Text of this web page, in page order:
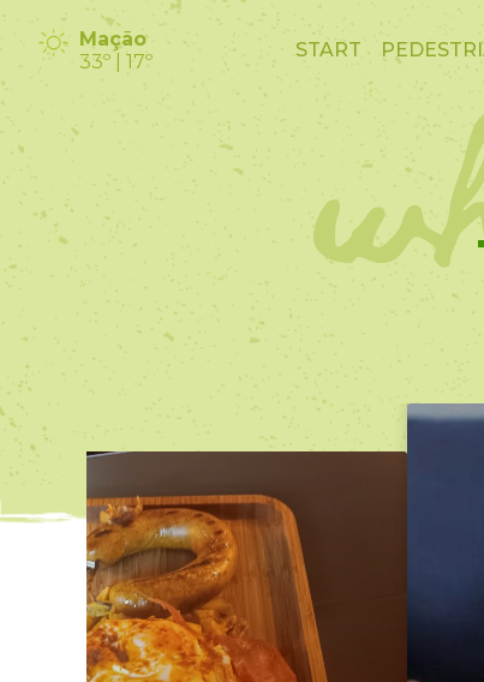
Mação
33º | 17º
START